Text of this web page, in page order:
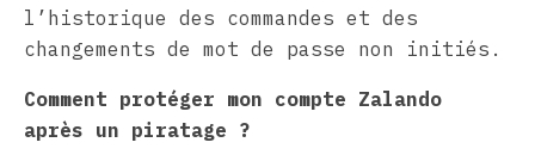
l’historique des commandes et des
changements de mot de passe non initiés.
Comment protéger mon compte Zalando
après un piratage ?